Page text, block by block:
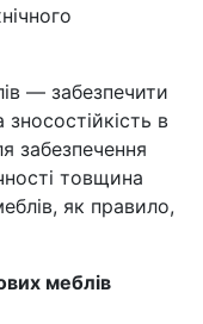
— забезпечити
зносостійкість в
забезпечення
товщина
як правило,
меблів